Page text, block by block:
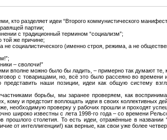
кто разделяет идеи “Второго коммунистического
партии;
с традиционный термином “социализм”;
той же причине;
социалистического (именно строя, режима, а не
– сволочи!”
вполне можно было бы ладить, – примерно так думают те,
с товарищами, но, всё это было рассеяно во времени
наши позиции, идеи как общую систему
борьбы, мы заранее проверяем, как
кому и предстоит воплощать идеи в своих коллективных
необходимую проверку у рабочих прошли и проходят
широко известны с лета 1998-го года – со времени
столетия. То есть идеи, отражённые в названии
от интеллигенции!) как верные, как свои уже более